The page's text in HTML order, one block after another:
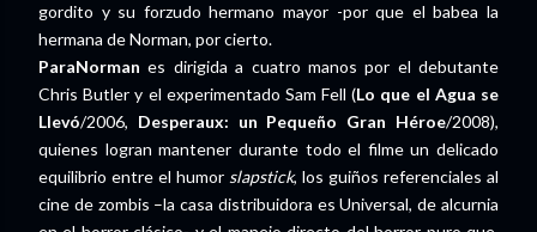
gordito y su forzudo hermano mayor -por que el babea la
hermana de Norman, por cierto.
ParaNorman es dirigida a cuatro manos por el debutante
Chris Butler y el experimentado Sam Fell (Lo que el Agua se
Llevó/2006, Desperaux: un Pequeño Gran Héroe/2008),
quienes logran mantener durante todo el filme un delicado
equilibrio entre el humor slapstick, los guiños referenciales al
cine de zombis –la casa distribuidora es Universal, de alcurnia